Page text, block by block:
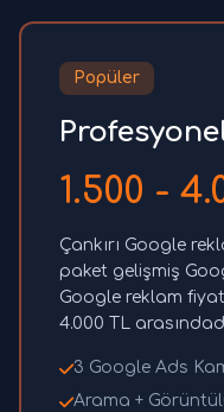
Popüler
1.500 -
Çankırı Google
paket gelişmiş
Google reklam
4.000 TL
3 Google Ads
Arama +